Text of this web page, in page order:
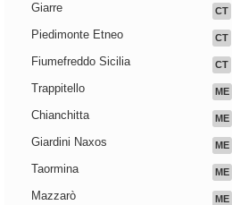
Giarre CT
Piedimonte Etneo CT
Fiumefreddo Sicilia CT
Trappitello ME
Chianchitta ME
Giardini Naxos ME
Taormina ME
Mazzarò ME